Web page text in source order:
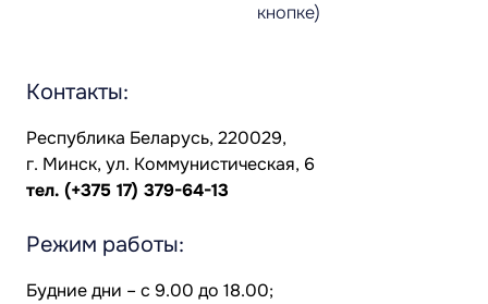
кнопке)
Контакты:
Республика Беларусь, 220029,
г. Минск, ул. Коммунистическая, 6
тел. (+375 17) 379-64-13
Режим работы:
Будние дни – с 9.00 до 18.00;